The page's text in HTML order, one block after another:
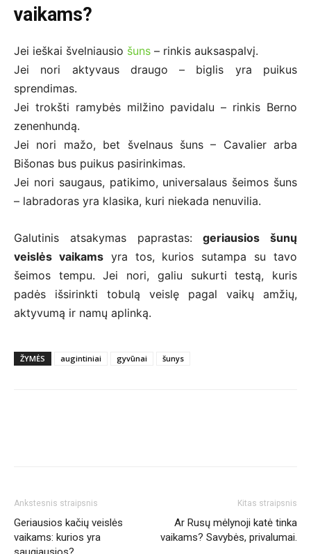
vaikams?
Jei ieškai švelniausio šuns – rinkis auksaspalvį.
Jei nori aktyvaus draugo – biglis yra puikus
sprendimas.
Jei trokšti ramybės milžino pavidalu – rinkis Berno
zenenhundą.
Jei nori mažo, bet švelnaus šuns – Cavalier arba
Bišonas bus puikus pasirinkimas.
Jei nori saugaus, patikimo, universalaus šeimos šuns
– labradoras yra klasika, kuri niekada nenuvilia.
Galutinis atsakymas paprastas:geriausios šunų
veislės vaikamsyra tos, kurios sutampa su tavo
šeimos tempu. Jei nori, galiu sukurti testą, kuris
padės išsirinkti tobulą veislę pagal vaikų amžių,
aktyvumą ir namų aplinką.
ŽYMĖS augintiniai gyvūnai šunys
Ankstesnis straipsnis
Geriausios kačių veislės
vaikams: kurios yra
Kitas straipsnis
Ar Rusų mėlynoji katė tinka
vaikams? Savybės, privalumai.